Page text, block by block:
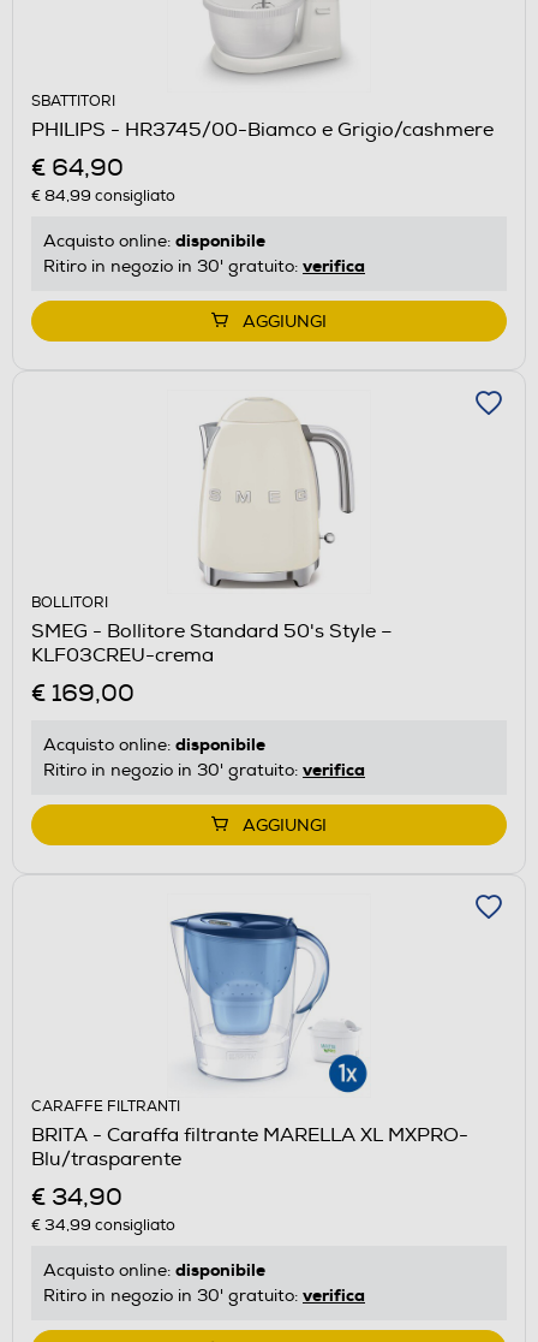
SBATTITORI
PHILIPS - HR3745/00-Biamco e Grigio/cashmere
€ 64,90
€ 84,99 consigliato
Acquisto online: disponibile
Ritiro in negozio in 30' gratuito: verifica
AGGIUNGI
BOLLITORI
SMEG - Bollitore Standard 50's Style –
KLF03CREU-crema
€ 169,00
Acquisto online: disponibile
Ritiro in negozio in 30' gratuito: verifica
AGGIUNGI
CARAFFE FILTRANTI
BRITA - Caraffa filtrante MARELLA XL MXPRO-
Blu/trasparente
€ 34,90
€ 34,99 consigliato
Acquisto online: disponibile
Ritiro in negozio in 30' gratuito: verifica